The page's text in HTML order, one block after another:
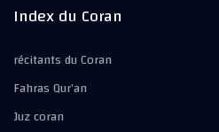
Index du Coran
récitants du Coran
Fahras Qur’an
Juz coran